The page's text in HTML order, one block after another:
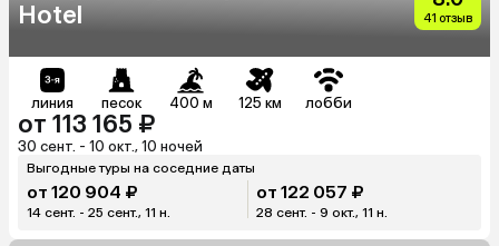
Hotel
41 отзыв
линия песок 400 м 125 км лобби
от 113 165 ₽
30 сент. - 10 окт., 10 ночей
Выгодные туры на соседние даты
от 120 904 ₽
14 сент. - 25 сент., 11 н.
от 122 057 ₽
28 сент. - 9 окт., 11 н.